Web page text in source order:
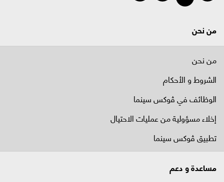
من نحن
من نحن
الشروط و الأحكام
الوظائف في ﭬوكس سينما
إخلاء مسؤولية من عمليات الاحتيال
تطبيق ڤوكس سينما
مساعدة و دعم